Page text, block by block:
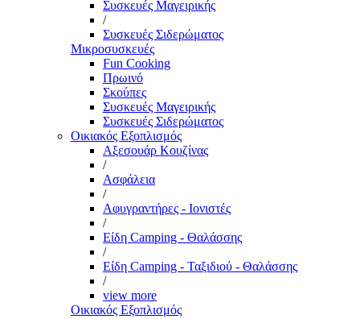
Συσκευές Μαγειρικής
/
Συσκευές Σιδερώματος
Μικροσυσκευές
Fun Cooking
Πρωινό
Σκούπες
Συσκευές Μαγειρικής
Συσκευές Σιδερώματος
Οικιακός Εξοπλισμός
Αξεσουάρ Κουζίνας
/
Ασφάλεια
/
Αφυγραντήρες - Ιονιστές
/
Είδη Camping - Θαλάσσης
/
Είδη Camping - Ταξιδιού - Θαλάσσης
/
view more
Οικιακός Εξοπλισμός